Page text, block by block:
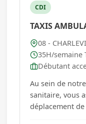
CDI
TAXIS
08 -
35H/semaine
Débutant
Au sein de
sanitaire, vous
déplacement